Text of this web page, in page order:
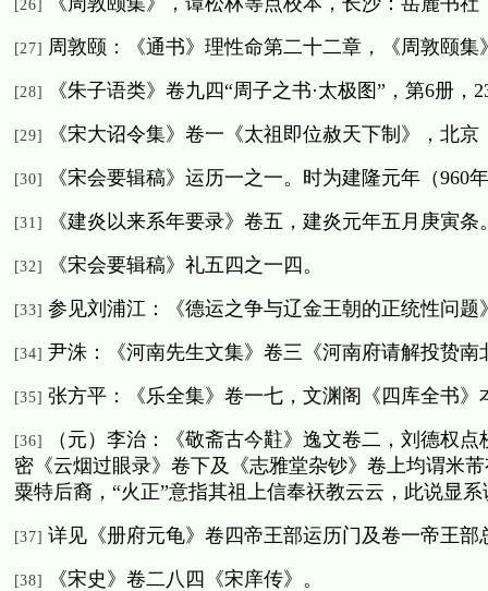
[26]
[27] 周敦颐：《通书》理性命第二十二章，《周敦颐集
[28] 《朱子语类》卷九四“周子之书·太极图”，第6册，
[29] 《宋大诏令集》卷一《太祖即位赦天下制》，北京
[30] 《宋会要辑稿》运历一之一。时为建隆元年（960
[31] 《建炎以来系年要录》卷五，建炎元年五月庚寅条
[32] 《宋会要辑稿》礼五四之一四。
[33] 参见刘浦江：《德运之争与辽金王朝的正统性问题
[34] 尹洙：《河南先生文集》卷三《河南府请解投贽
[35] 张方平：《乐全集》卷一七，文渊阁《四库全书》
[36]
（元）李治：《敬斋古今黈》逸文卷二，刘德权
密《云烟过眼录》卷下及《志雅堂杂钞》卷上均谓米
粟特后裔， “火正”意指其祖上信奉祆教云云，此说显系
[37] 详见《册府元龟》卷四帝王部运历门及卷一帝王
[38] 《宋史》卷二八四《宋庠传》。